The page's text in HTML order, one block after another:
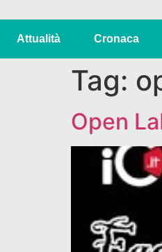
Attualità Cronaca
Tag:
Open